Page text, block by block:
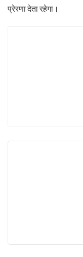
प्रेरणा देता रहेगा।